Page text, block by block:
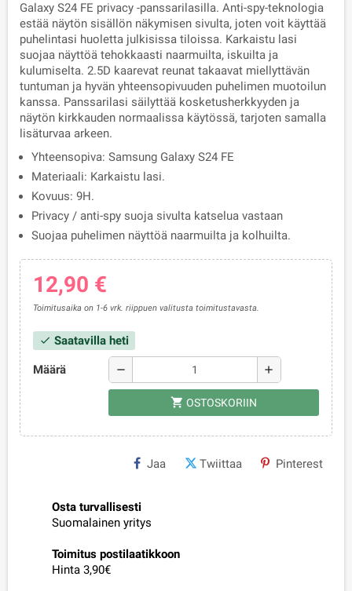
Galaxy S24 FE privacy -panssarilasilla. Anti-spy-teknologia
estää näytön sisällön näkymisen sivulta, joten voit käyttää
puhelintasi huoletta julkisissa tiloissa. Karkaistu lasi
suojaa näyttöä tehokkaasti naarmuilta, iskuilta ja
kulumiselta. 2.5D kaarevat reunat takaavat miellyttävän
tuntuman ja hyvän yhteensopivuuden puhelimen muotoilun
kanssa. Panssarilasi säilyttää kosketusherkkyyden ja
näytön kirkkauden normaalissa käytössä, tarjoten samalla
lisäturvaa arkeen.
Yhteensopiva: Samsung Galaxy S24 FE
Materiaali: Karkaistu lasi.
Kovuus: 9H.
Privacy / anti-spy suoja sivulta katselua vastaan
Suojaa puhelimen näyttöä naarmuilta ja kolhuilta.
12,90 €
Toimitusaika on 1-6 vrk. riippuen valitusta toimitustavasta.
check Saatavilla heti
Määrä remove add
shopping_cart OSTOSKORIIN
Jaa Twiittaa Pinterest
Osta turvallisesti
Suomalainen yritys
Toimitus postilaatikkoon
Hinta 3,90€